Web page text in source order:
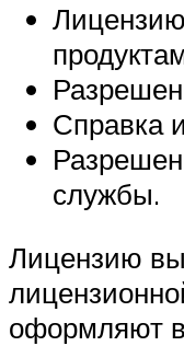
Справка
службы.
Лицензию
оформляют